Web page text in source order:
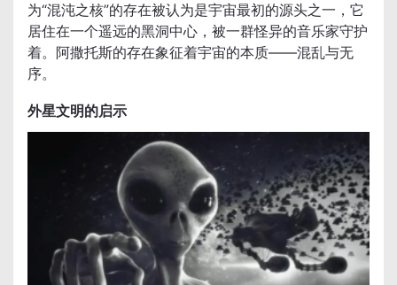
为“混沌之核”的存在被认为是宇宙最初的源头之一，它
居住在一个遥远的黑洞中心，被一群怪异的音乐家守护
着。阿撒托斯的存在象征着宇宙的本质——混乱与无
序。
外星文明的启示